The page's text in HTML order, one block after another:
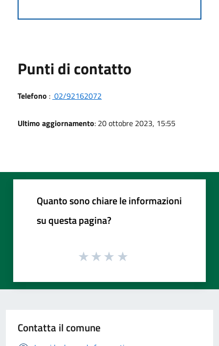
Punti di contatto
Telefono : 02/92162072
Ultimo aggiornamento: 20 ottobre 2023, 15:55
Quanto sono chiare le informazioni
su questa pagina?
Contatta il comune